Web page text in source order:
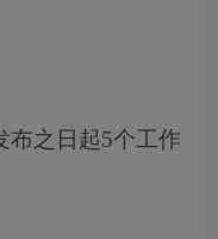
布之日起5个工作